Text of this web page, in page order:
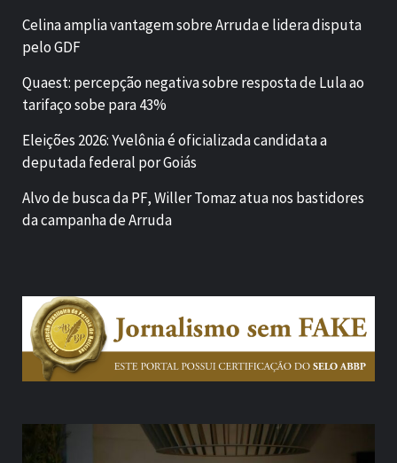
Celina amplia vantagem sobre Arruda e lidera disputa
pelo GDF
Quaest: percepção negativa sobre resposta de Lula ao
tarifaço sobe para 43%
Eleições 2026: Yvelônia é oficializada candidata a
deputada federal por Goiás
Alvo de busca da PF, Willer Tomaz atua nos bastidores
da campanha de Arruda